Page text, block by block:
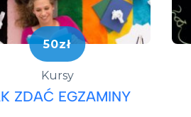
50zł
Kursy
ZDAĆ EGZAMINY